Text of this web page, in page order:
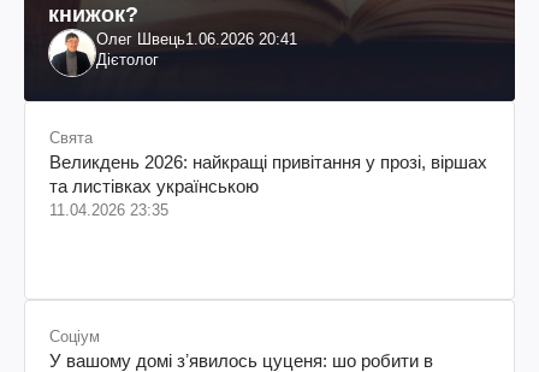
книжок?
Олег Швець1.06.2026 20:41
Дієтолог
Свята
Великдень 2026: найкращі привітання у прозі, віршах
та листівках українською
11.04.2026 23:35
Соціум
У вашому домі зʼявилось цуценя: шо робити в